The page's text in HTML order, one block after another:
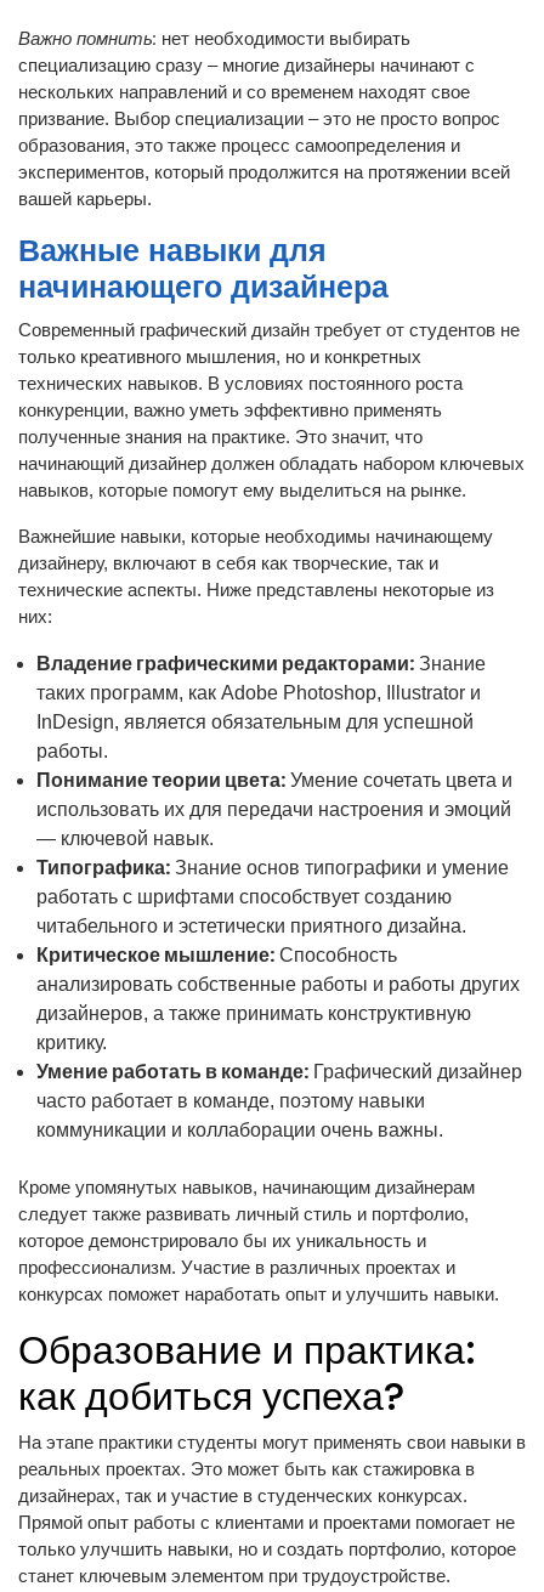
Важно помнить: нет необходимости выбирать
специализацию сразу – многие дизайнеры начинают с
нескольких направлений и со временем находят свое
призвание. Выбор специализации – это не просто вопрос
образования, это также процесс самоопределения и
экспериментов, который продолжится на протяжении всей
вашей карьеры.
Важные навыки для
начинающего дизайнера
Современный графический дизайн требует от студентов не
только креативного мышления, но и конкретных
технических навыков. В условиях постоянного роста
конкуренции, важно уметь эффективно применять
полученные знания на практике. Это значит, что
начинающий дизайнер должен обладать набором ключевых
навыков, которые помогут ему выделиться на рынке.
Важнейшие навыки, которые необходимы начинающему
дизайнеру, включают в себя как творческие, так и
технические аспекты. Ниже представлены некоторые из
них:
Владение графическими редакторами: Знание
таких программ, как Adobe Photoshop, Illustrator и
InDesign, является обязательным для успешной
работы.
Понимание теории цвета: Умение сочетать цвета и
использовать их для передачи настроения и эмоций
— ключевой навык.
Типографика: Знание основ типографики и умение
работать с шрифтами способствует созданию
читабельного и эстетически приятного дизайна.
Критическое мышление: Способность
анализировать собственные работы и работы других
дизайнеров, а также принимать конструктивную
критику.
Умение работать в команде: Графический дизайнер
часто работает в команде, поэтому навыки
коммуникации и коллаборации очень важны.
Кроме упомянутых навыков, начинающим дизайнерам
следует также развивать личный стиль и портфолио,
которое демонстрировало бы их уникальность и
профессионализм. Участие в различных проектах и
конкурсах поможет наработать опыт и улучшить навыки.
Образование и практика:
как добиться успеха?
На этапе практики студенты могут применять свои навыки в
реальных проектах. Это может быть как стажировка в
дизайнерах, так и участие в студенческих конкурсах.
Прямой опыт работы с клиентами и проектами помогает не
только улучшить навыки, но и создать портфолио, которое
станет ключевым элементом при трудоустройстве.